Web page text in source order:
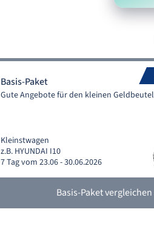
Basis-Paket
Gute Angebote für den kleinen Geldbeutel
Kleinstwagen
z.B. HYUNDAI I10
7 Tag vom 23.06 - 30.06.2026
Basis-Paket vergleichen